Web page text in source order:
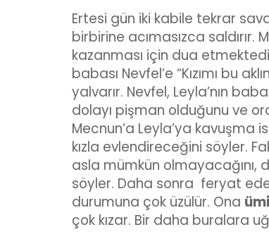
Ertesi gün iki kabile tekrar
birbirine acımasızca saldırır.
kazanması için dua
babası Nevfel’e “Kızımı bu
yalvarır. Nevfel, Leyla’nın
dolayı pişman olduğunu ve
Mecnun’a Leyla’ya kavuşma
kızla evlendireceğini söyler.
asla mümkün olmayacağını,
söyler. Daha sonra feryat
durumuna çok üzülür. Ona
çok kızar. Bir daha buralara